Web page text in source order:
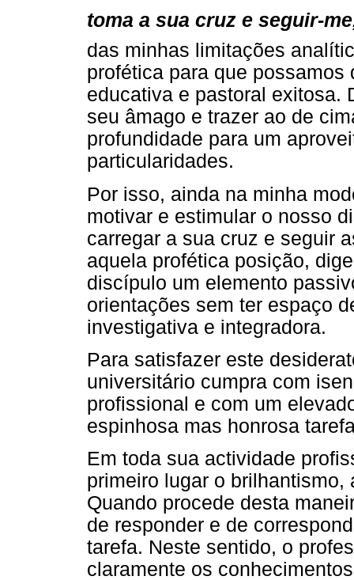
toma a sua cruz e seguir-
das minhas limitações
profética para que
educativa e pastoral exitosa.
seu âmago e trazer ao de
profundidade para um
particularidades.
Por isso, ainda na minha
motivar e estimular o nosso
carregar a sua cruz e seguir
aquela profética posição,
discípulo um elemento
orientações sem ter espaço
investigativa e integradora.
Para satisfazer este
universitário cumpra com
profissional e com um
espinhosa mas honrosa
Em toda sua actividade
primeiro lugar o
Quando procede desta
de responder e de
tarefa. Neste sentido, o
claramente os